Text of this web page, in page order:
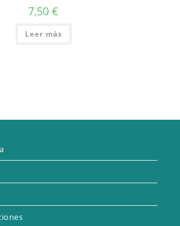
7,50 €
Leer más